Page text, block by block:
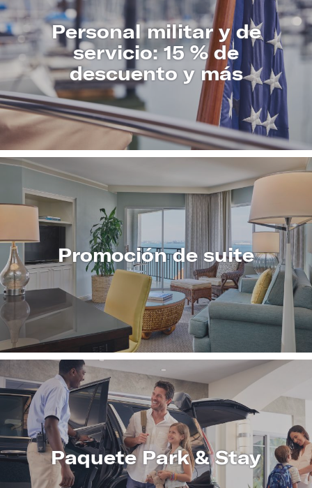
Personal militar y de
servicio: 15 % de
descuento y más
CONOZCA
Promoción de suite
CONOZCA
MÁS
Paquete Park & Stay
CONOZCA